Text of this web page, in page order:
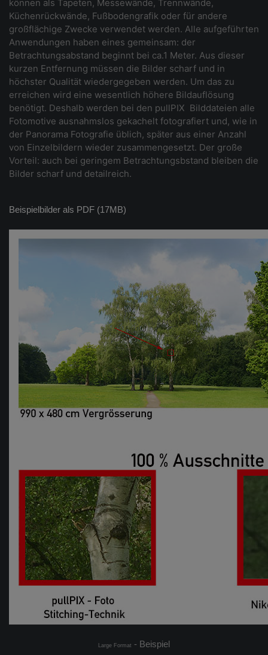
können als Tapeten, Messewände, Trennwände,
Küchenrückwände, Fußbodengrafik oder für andere
großflächige Zwecke verwendet werden. Alle aufgeführten
Anwendungen haben eines gemeinsam: der
Betrachtungsabstand beginnt bei ca.1 Meter. Aus dieser
kurzen Entfernung müssen die Bilder scharf und in
höchster Qualität wiedergegeben werden. Um das zu
erreichen wird eine wesentlich höhere Bildauflösung
benötigt. Deshalb werden bei den pullPIX Bilddateien alle
Fotomotive ausnahmslos gekachelt fotografiert und, wie in
der Panorama Fotografie üblich, später aus einer Anzahl
von Einzelbildern wieder zusammengesetzt. Der große
Vorteil: auch bei geringem Betrachtungsbstand bleiben die
Bilder scharf und detailreich.
Beispielbilder als PDF (17MB)
Large Format - Beispiel